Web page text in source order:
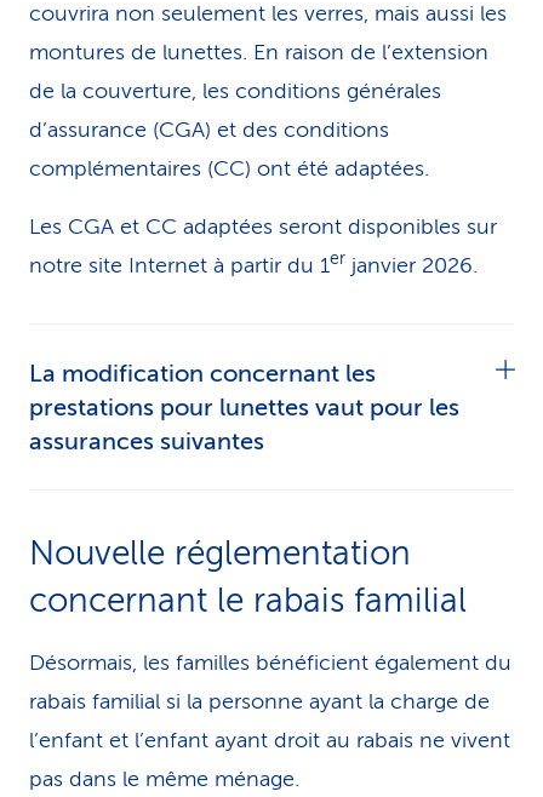
couvrira non seulement les verres, mais aussi les
montures de lunettes. En raison de l’extension
de la couverture, les conditions générales
d’assurance (CGA) et des conditions
complémentaires (CC) ont été adaptées.
Les CGA et CC adaptées seront disponibles sur
notre site Internet à partir du 1er janvier 2026.
La modification concernant les
prestations pour lunettes vaut pour les
assurances suivantes
Assurance santé Livo Top
CC Assurance ambulatoire – variante
Sanagate
Assurance Standard CSS
Nouvelle réglementation
concernant le rabais familial
Désormais, les familles bénéficient également du
rabais familial si la personne ayant la charge de
l’enfant et l’enfant ayant droit au rabais ne vivent
pas dans le même ménage.